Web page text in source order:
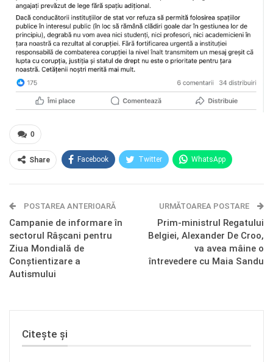
0
Share Facebook Twitter WhatsApp
Telegram OK.ru
POSTAREA ANTERIOARĂ
Campanie de informare în
sectorul Râșcani pentru
Ziua Mondială de
Conștientizare a
Autismului
URMĂTOAREA POSTARE
Prim-ministrul Regatului
Belgiei, Alexander De Croo,
va avea mâine o
întrevedere cu Maia Sandu
Citește și